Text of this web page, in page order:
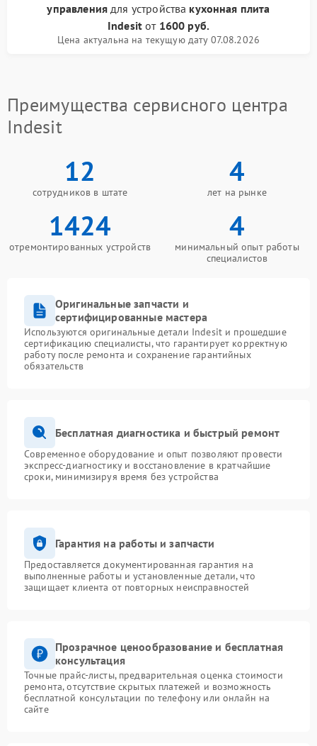
управления для устройства кухонная плита
Indesit от 1600 руб.
Цена актуальна на текущую дату 07.08.2026
Преимущества сервисного центра
Indesit
12
сотрудников в штате
4
лет на рынке
1424
отремонтированных устройств
4
минимальный опыт работы
специалистов
Оригинальные запчасти и
сертифицированные мастера
Используются оригинальные детали Indesit и прошедшие
сертификацию специалисты, что гарантирует корректную
работу после ремонта и сохранение гарантийных
обязательств
Бесплатная диагностика и быстрый ремонт
Современное оборудование и опыт позволяют провести
экспресс-диагностику и восстановление в кратчайшие
сроки, минимизируя время без устройства
Гарантия на работы и запчасти
Предоставляется документированная гарантия на
выполненные работы и установленные детали, что
защищает клиента от повторных неисправностей
Прозрачное ценообразование и бесплатная
консультация
Точные прайс-листы, предварительная оценка стоимости
ремонта, отсутствие скрытых платежей и возможность
бесплатной консультации по телефону или онлайн на
сайте